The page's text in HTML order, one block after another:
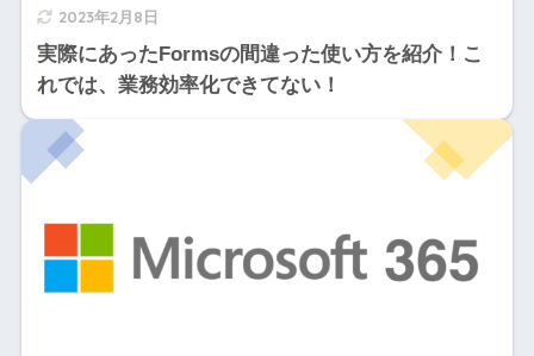
2023年2月8日
実際にあったFormsの間違った使い方を紹介！こ
れでは、業務効率化できてない！